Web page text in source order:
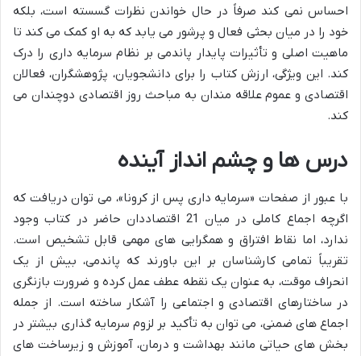
احساس نمی کند صرفاً در حال خواندن نظرات گسسته است، بلکه
خود را در میان بحثی فعال و پرشور می یابد که به او کمک می کند تا
ماهیت اصلی و تأثیرات پایدار پاندمی بر نظام سرمایه داری را درک
کند. این ویژگی، ارزش کتاب را برای دانشجویان، پژوهشگران، فعالان
اقتصادی و عموم علاقه مندان به مباحث روز اقتصادی دوچندان می
کند.
درس ها و چشم انداز آینده
با عبور از صفحات «سرمایه داری پس از کرونا»، می توان دریافت که
اگرچه اجماع کاملی در میان 21 اقتصاددان حاضر در کتاب وجود
ندارد، اما نقاط افتراق و همگرایی های مهمی قابل تشخیص است.
تقریباً تمامی کارشناسان بر این باورند که پاندمی، بیش از یک
انحراف موقت، به عنوان یک نقطه عطف عمل کرده و ضرورت بازنگری
در ساختارهای اقتصادی و اجتماعی را آشکار ساخته است. از جمله
اجماع های ضمنی، می توان به تأکید بر لزوم سرمایه گذاری بیشتر در
بخش های حیاتی مانند بهداشت و درمان، آموزش و زیرساخت های